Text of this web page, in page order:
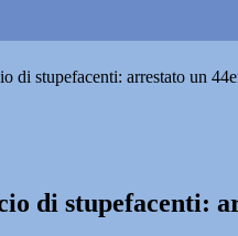
di stupefacenti: arrestato un
di stupefacenti: